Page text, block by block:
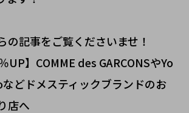
の記事をご覧くださいませ！
UP】COMME des GARCONSやYo
どドメスティックブランドのお
店へ